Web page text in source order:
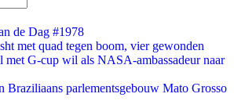
de Dag #1978
met quad tegen boom, vier gewonden
met G-cup wil als NASA-ambassadeur naar
Braziliaans parlementsgebouw Mato Grosso